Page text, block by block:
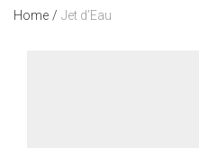
Home / Jet d’Eau